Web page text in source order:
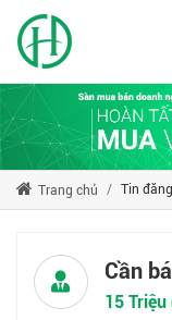
Trang chủ Tin đăng
Cần
15 Triệu